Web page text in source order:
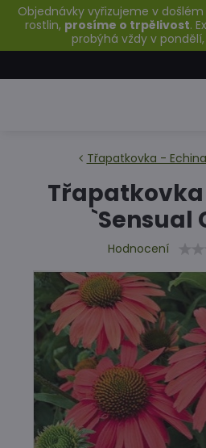
Objednávky vyřizujeme v
rostlin, prosíme o trpělivost.
probýhá vždy v
Třapatkovka -
`Sensual
Hodnocení